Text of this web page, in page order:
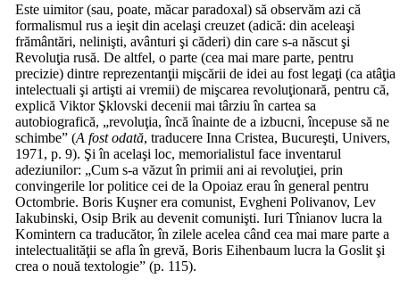
Este uimitor (sau, poate, măcar paradoxal) să observăm azi că
formalismul rus a ieşit din acelaşi creuzet (adică: din aceleaşi
frământări, nelinişti, avânturi şi căderi) din care s-a născut şi
Revoluţia rusă. De altfel, o parte (cea mai mare parte, pentru
precizie) dintre reprezentanţii mişcării de idei au fost legaţi (ca atâţia
intelectuali şi artişti ai vremii) de mişcarea revoluţionară, pentru că,
explică Viktor Şklovski decenii mai târziu în cartea sa
autobiografică, „revoluţia, încă înainte de a izbucni, începuse să ne
schimbe” (A fost odată, traducere Inna Cristea, Bucureşti, Univers,
1971, p. 9). Şi în acelaşi loc, memorialistul face inventarul
adeziunilor: „Cum s-a văzut în primii ani ai revoluţiei, prin
convingerile lor politice cei de la Opoiaz erau în general pentru
Octombrie. Boris Kuşner era comunist, Evgheni Polivanov, Lev
Iakubinski, Osip Brik au devenit comunişti. Iuri Tînianov lucra la
Komintern ca traducător, în zilele acelea când cea mai mare parte a
intelectualităţii se afla în grevă, Boris Eihenbaum lucra la Goslit şi
crea o nouă textologie” (p. 115).